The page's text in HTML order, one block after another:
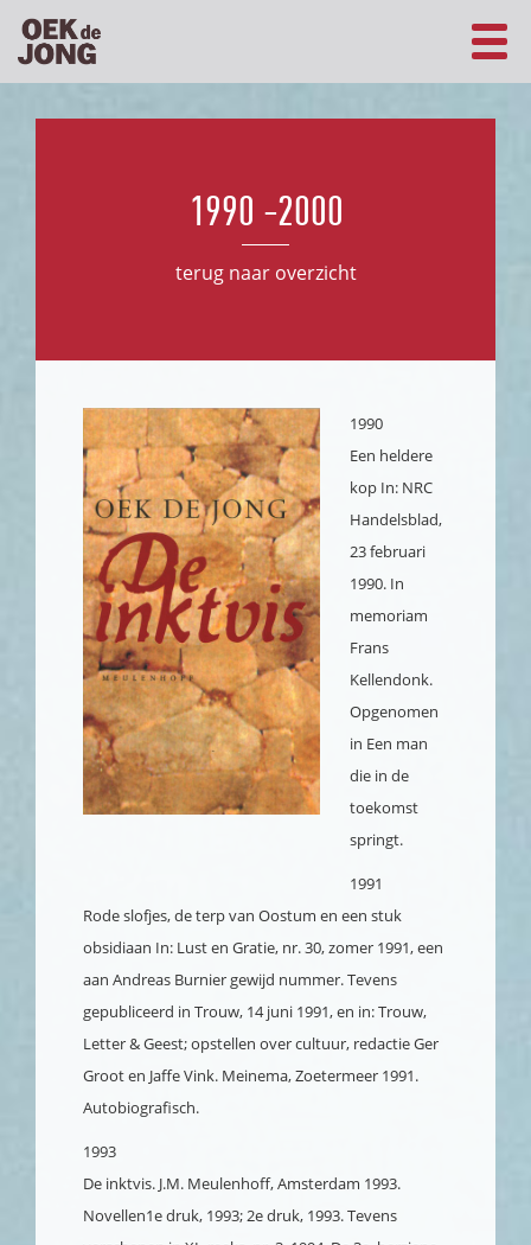
1990 -2000
terug naar overzicht
1990
Een heldere
kop In: NRC
Handelsblad,
23 februari
1990. In
memoriam
Frans
Kellendonk.
Opgenomen
in Een man
die in de
toekomst
springt.
1991
Rode slofjes, de terp van Oostum en een stuk
obsidiaan In: Lust en Gratie, nr. 30, zomer 1991, een
aan Andreas Burnier gewijd nummer. Tevens
gepubliceerd in Trouw, 14 juni 1991, en in: Trouw,
Letter & Geest; opstellen over cultuur, redactie Ger
Groot en Jaffe Vink. Meinema, Zoetermeer 1991.
Autobiografisch.
1993
De inktvis. J.M. Meulenhoff, Amsterdam 1993.
Novellen1e druk, 1993; 2e druk, 1993. Tevens